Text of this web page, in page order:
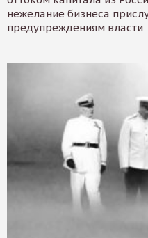
нежелание бизнеса
предупреждениям власти